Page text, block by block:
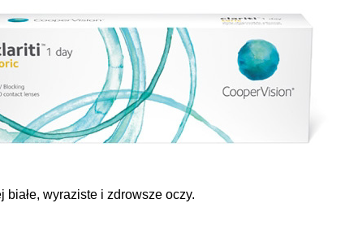
wyraziste i zdrowsze oczy.